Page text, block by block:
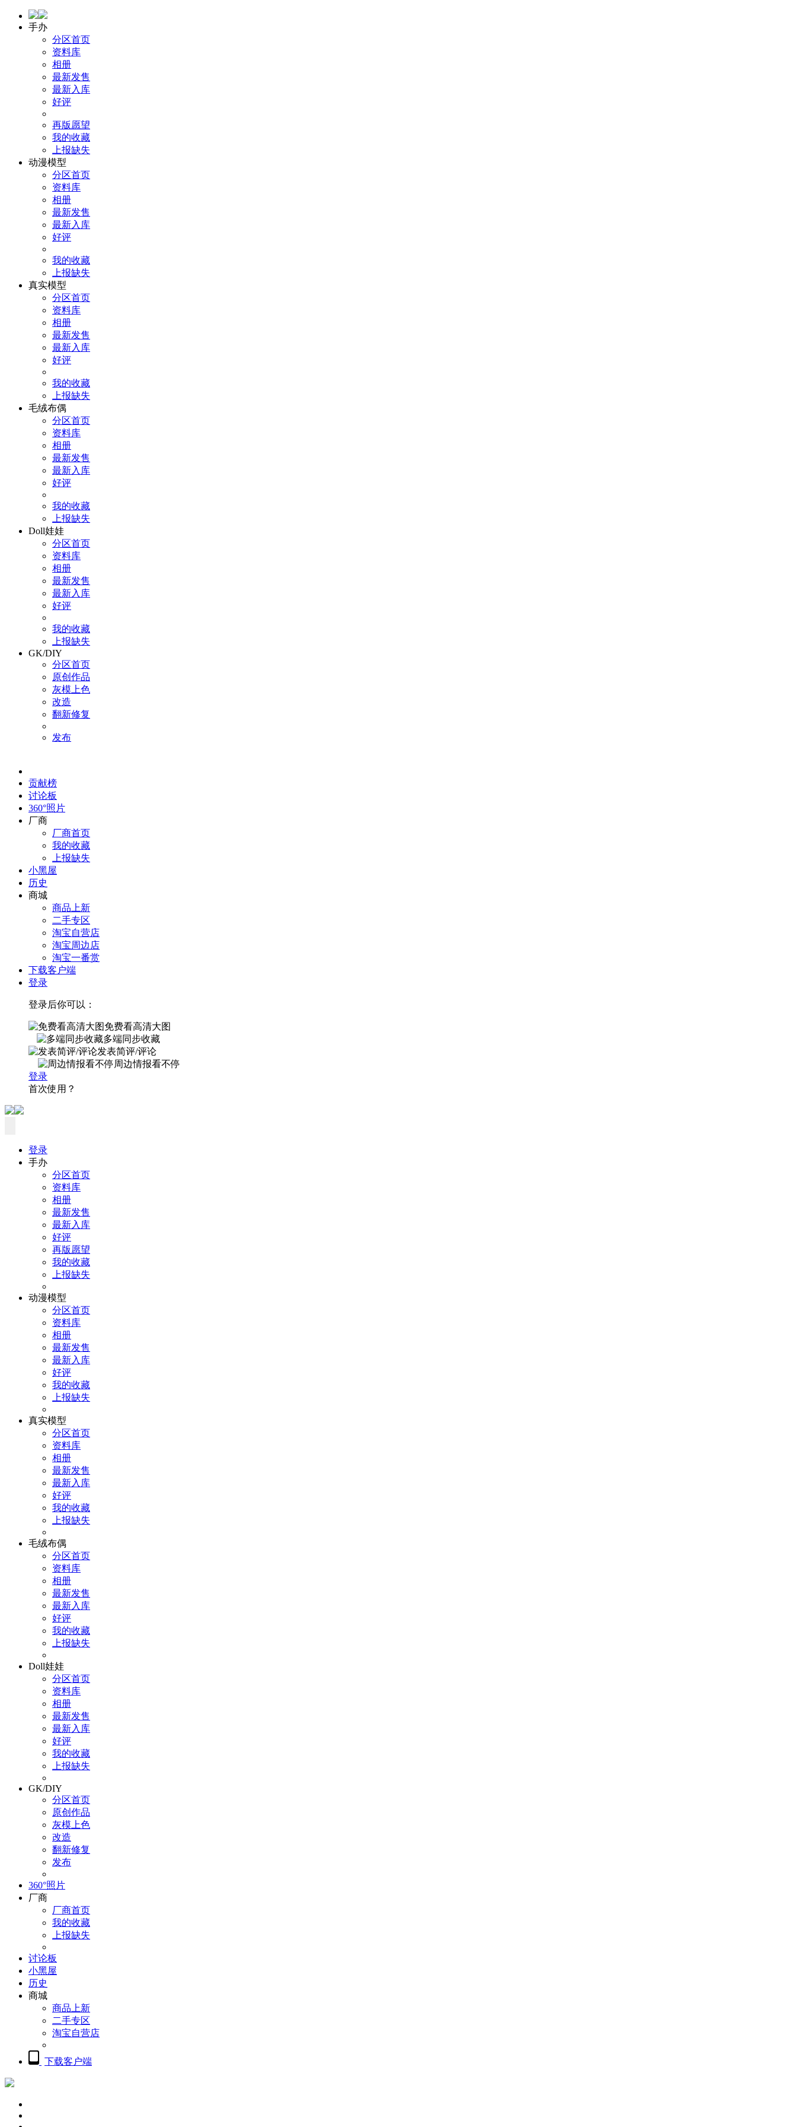
手办
分区首页
资料库
相册
最新发售
最新入库
好评
再版愿望
我的收藏
上报缺失
动漫模型
分区首页
资料库
相册
最新发售
最新入库
好评
我的收藏
上报缺失
真实模型
分区首页
资料库
相册
最新发售
最新入库
好评
我的收藏
上报缺失
毛绒布偶
分区首页
资料库
相册
最新发售
最新入库
好评
我的收藏
上报缺失
Doll娃娃
分区首页
资料库
相册
最新发售
最新入库
好评
我的收藏
上报缺失
GK/DIY
分区首页
原创作品
灰模上色
改造
翻新修复
发布
贡献榜
讨论板
360°照片
厂商
厂商首页
我的收藏
上报缺失
小黑屋
历史
商城
商品上新
二手专区
淘宝自营店
淘宝周边店
淘宝一番赏
下载客户端
登录
登录后你可以：
免费看高清大图
多端同步收藏
发表简评/评论
周边情报看不停
登录
首次使用？
登录
手办
分区首页
资料库
相册
最新发售
最新入库
好评
再版愿望
我的收藏
上报缺失
动漫模型
分区首页
资料库
相册
最新发售
最新入库
好评
我的收藏
上报缺失
真实模型
分区首页
资料库
相册
最新发售
最新入库
好评
我的收藏
上报缺失
毛绒布偶
分区首页
资料库
相册
最新发售
最新入库
好评
我的收藏
上报缺失
Doll娃娃
分区首页
资料库
相册
最新发售
最新入库
好评
我的收藏
上报缺失
GK/DIY
分区首页
原创作品
灰模上色
改造
翻新修复
发布
360°照片
厂商
厂商首页
我的收藏
上报缺失
讨论板
小黑屋
历史
商城
商品上新
二手专区
淘宝自营店
下载客户端